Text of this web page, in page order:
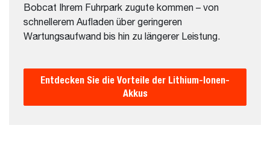
Bobcat Ihrem Fuhrpark zugute kommen – von
schnellerem Aufladen über geringeren
Wartungsaufwand bis hin zu längerer Leistung.
Entdecken Sie die Vorteile der Lithium-Ionen-
Akkus